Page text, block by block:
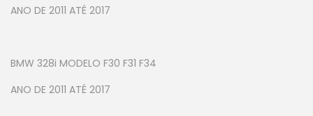
ANO DE 2011 ATÉ 2017
BMW 328i MODELO F30 F31 F34
ANO DE 2011 ATÉ 2017